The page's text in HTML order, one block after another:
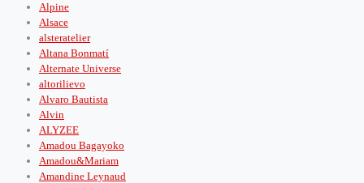
Alpine
Alsace
alsteratelier
Altana Bonmatí
Alternate Universe
altorilievo
Alvaro Bautista
Alvin
ALYZEE
Amadou Bagayoko
Amadou&Mariam
Amandine Leynaud